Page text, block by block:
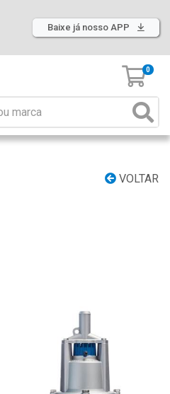
Baixe já nosso APP
0
VOLTAR